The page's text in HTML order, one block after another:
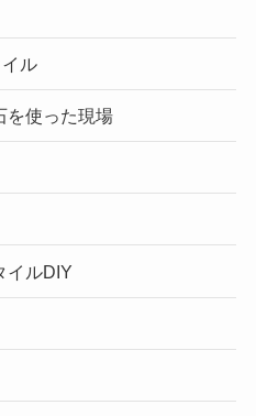
ル
を使った現場
イルDIY